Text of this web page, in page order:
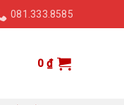
081.333.8585
0₫